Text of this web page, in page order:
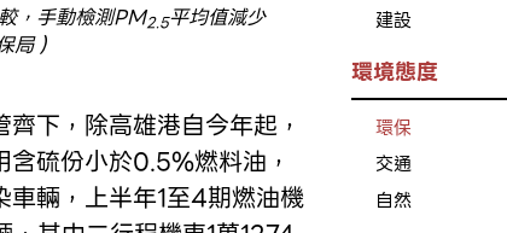
，手動檢測PM2.5平均值減少
局）
下，除高雄港自今年起，
含硫份小於0.5%燃料油，
車輛，上半年1至4期燃油機
建設
環境態度
環保
交通
自然